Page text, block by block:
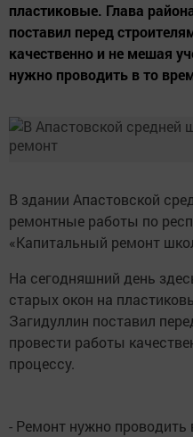
пластиковые. Глава
поставил перед
качественно и не мешая
нужно проводить в то
В здании Апастовской
ремонтные работы по
«Капитальный ремонт
На сегодняшний день
старых окон на
Загидуллин поставил
провести работы
процессу.
- Ремонт нужно проводить